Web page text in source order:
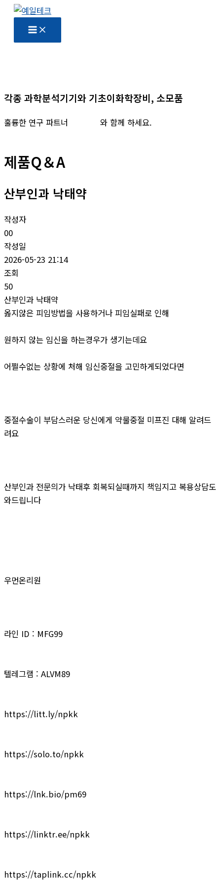
기
각종 과학분석기기와 기초이화학장비, 소모품
훌륭한 연구 파트너 와 함께 하세요.
제품Q＆A
산부인과 낙태약
작성자
00
작성일
2026-05-23 21:14
조회
50
산부인과 낙태약
옳지않은 피임방법을 사용하거나 피임실패로 인해
원하지 않는 임신을 하는경우가 생기는데요
어쩔수없는 상황에 처해 임신중절을 고민하게되었다면
중절수술이 부담스러운 당신에게 약물중절 미프진 대해 알려드
려요
산부인과 전문의가 낙태후 회복되실때까지 책임지고 복용상담도
와드립니다
우먼온리원
라인 ID : MFG99
텔레그램 : ALVM89
https://litt.ly/npkk
https://solo.to/npkk
https://lnk.bio/pm69
https://linktr.ee/npkk
https://taplink.cc/npkk